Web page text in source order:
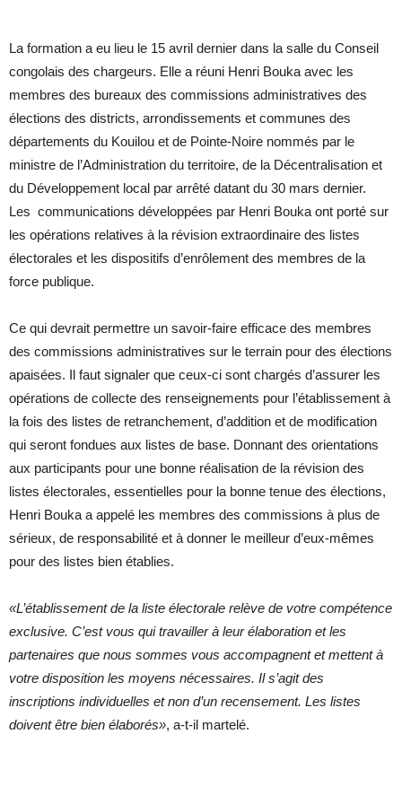
La formation a eu lieu le 15 avril dernier dans la salle du Conseil
congolais des chargeurs. Elle a réuni Henri Bouka avec les
membres des bureaux des commissions administratives des
élections des districts, arrondissements et communes des
départements du Kouilou et de Pointe-Noire nommés par le
ministre de l’Administration du territoire, de la Décentralisation et
du Développement local par arrêté datant du 30 mars dernier.
Les communications développées par Henri Bouka ont porté sur
les opérations relatives à la révision extraordinaire des listes
électorales et les dispositifs d’enrôlement des membres de la
force publique.
Ce qui devrait permettre un savoir-faire efficace des membres
des commissions administratives sur le terrain pour des élections
apaisées. Il faut signaler que ceux-ci sont chargés d’assurer les
opérations de collecte des renseignements pour l’établissement à
la fois des listes de retranchement, d’addition et de modification
qui seront fondues aux listes de base. Donnant des orientations
aux participants pour une bonne réalisation de la révision des
listes électorales, essentielles pour la bonne tenue des élections,
Henri Bouka a appelé les membres des commissions à plus de
sérieux, de responsabilité et à donner le meilleur d’eux-mêmes
pour des listes bien établies.
«L’établissement de la liste électorale relève de votre compétence
exclusive. C’est vous qui travailler à leur élaboration et les
partenaires que nous sommes vous accompagnent et mettent à
votre disposition les moyens nécessaires. Il s’agit des
inscriptions individuelles et non d’un recensement. Les listes
doivent être bien élaborés», a-t-il martelé.